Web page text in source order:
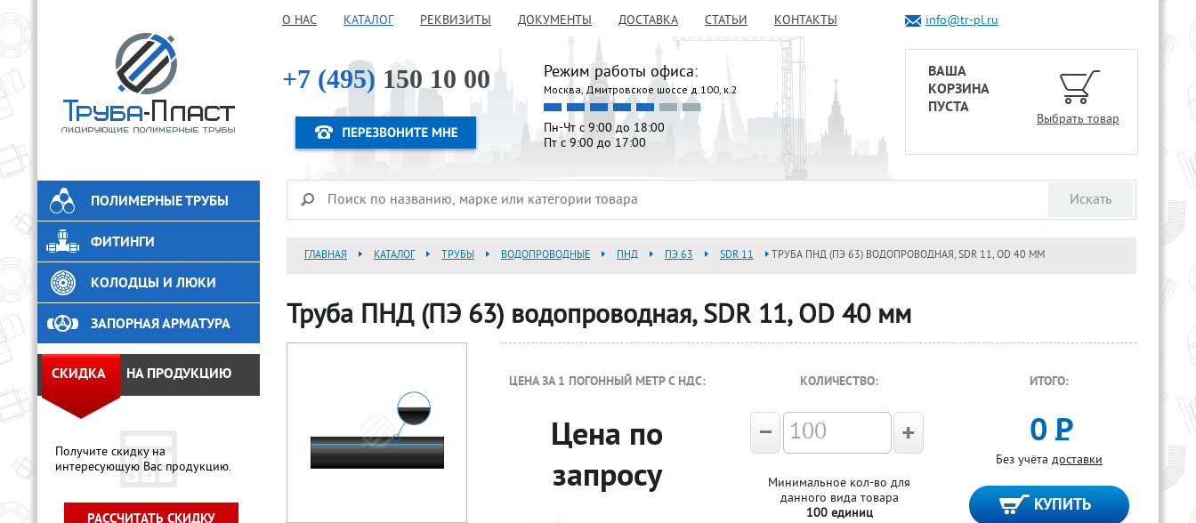
info@tr-pl.ru
ВАША
КОРЗИНА
ПУСТА
Выбрать товар
О НАС КАТАЛОГ РЕКВИЗИТЫ ДОКУМЕНТЫ ДОСТАВКА СТАТЬИ КОНТАКТЫ
+7 (495) 150 10 00 Режим работы офиса:
Москва, Дмитровское шоссе д.100, к.2
Пн-Чт с 9:00 до 18:00
Пт с 9:00 до 17:00
ГЛАВНАЯ КАТАЛОГ ТРУБЫ ВОДОПРОВОДНЫЕ ПНД ПЭ 63 SDR 11 ТРУБА ПНД (ПЭ 63) ВОДОПРОВОДНАЯ, SDR 11, OD 40 ММ
Труба ПНД (ПЭ 63) водопроводная, SDR 11, OD 40 мм
ЦЕНА ЗА 1 ПОГОННЫЙ МЕТР С НДС:
Цена по
запросу
КОЛИЧЕСТВО:
Минимальное кол-во для
данного вида товара
100 единиц
ИТОГО:
0Р
Без учёта доставки
ПОЛИМЕРНЫЕ ТРУБЫ
ФИТИНГИ
КОЛОДЦЫ И ЛЮКИ
ЗАПОРНАЯ АРМАТУРА
Получите скидку на
интересующую Вас продукцию.
СКИДКА НА ПРОДУКЦИЮ